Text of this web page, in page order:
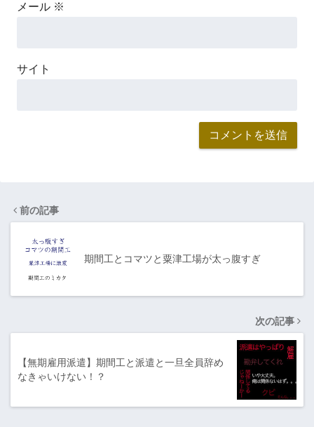
メール ※
サイト
前の記事
期間工とコマツと粟津工場が太っ腹すぎ
次の記事
【無期雇用派遣】期間工と派遣と一旦全員辞め
なきゃいけない！？